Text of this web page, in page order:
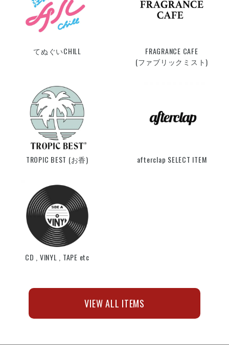
てぬぐいCHILL
FRAGRANCE CAFE
(ファブリックミスト)
TROPIC BEST (お香) afterclap SELECT ITEM
CD , VINYL , TAPE etc
VIEW ALL ITEMS